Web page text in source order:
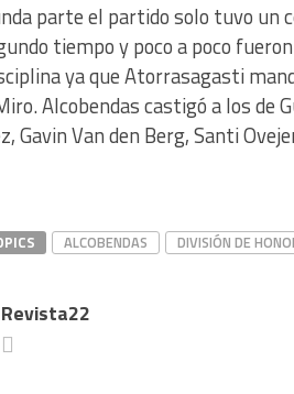
parte el partido solo tuvo un
tiempo y poco a poco
ya que Atorrasagasti
Alcobendas castigó a los de
Gavin Van den Berg, Santi
ALCOBENDAS DIVISIÓN DE
Revista22